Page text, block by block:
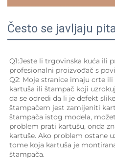
Često se javljaju
Q1:Jeste li trgovinska kuća ili
profesionalni proizvođač s
Q2: Moje stranice imaju crte
kartuša ili štampač koji
da se odredi da li je defekt
štampačem jest zamijeniti
štampača istog modela,
problem prati kartušu, onda
kartuše. Ako problem ostane
tome koja kartuša je
štampača.